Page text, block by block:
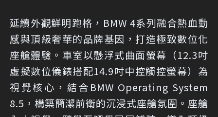
延續外觀鮮明跑格，BMW 4系列融合熱血動
感與頂級奢華的品牌基因，打造極致數位化
座艙體驗。車室以懸浮式曲面螢幕（12.3吋
虛擬數位儀錶搭配14.9吋中控觸控螢幕）為
視覺核心，結合BMW Operating System
8.5，構築簡潔前衛的沉浸式座艙氛圍。座艙